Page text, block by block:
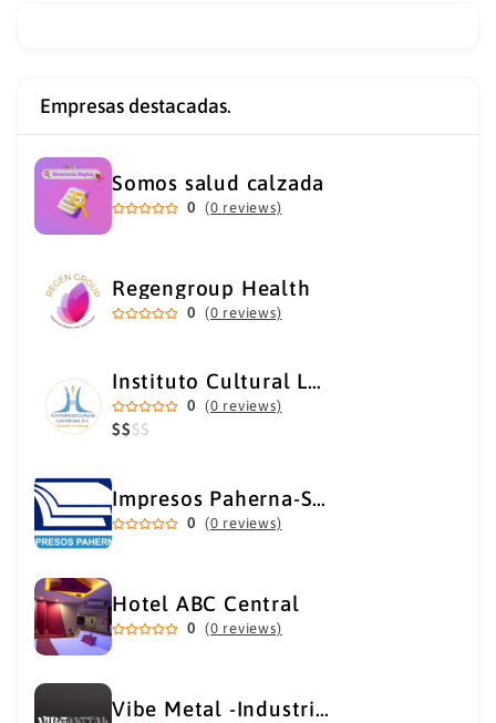
Empresas destacadas.
Somos salud calzada
0 (0 reviews)
Regengroup Health
0 (0 reviews)
Instituto Cultural Los Héroes
0 (0 reviews)
$$$$
Impresos Paherna-Servicios Gráficos Industriales
0 (0 reviews)
Hotel ABC Central
0 (0 reviews)
Vibe Metal -Industrial Metal Supply